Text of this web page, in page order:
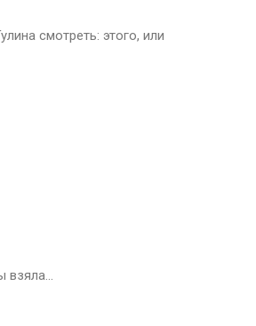
смотреть: этого, или